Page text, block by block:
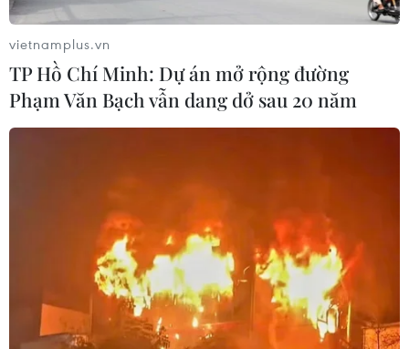
Người dân Quảng Trị bàn giao một cá thể
khỉ đuôi lợn
25/09/2025 04:46
Khỉ đuôi lợn nằm trong Danh mục động vật rừng nguy
vietnamplus.vn
TP Hồ Chí Minh: Dự án mở rộng đường
Phạm Văn Bạch vẫn dang dở sau 20 năm